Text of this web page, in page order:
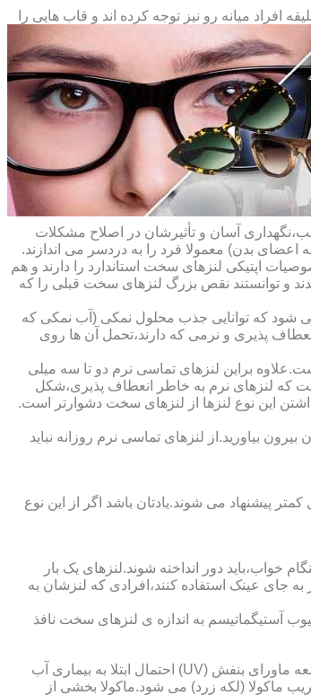
میانه رو نیز توجه کرده اند و قاب هایی را
آسان و تأثیرشان در اصلاح مشکلات
اعضای بدن) معمولا فرد را به دردسر می اندازند.
اپتیکی لنزهای سخت استاندارد را دارند و هم
که از پلیمرهای نفوذپذیر به اکسیژن ساخته شده اند،در اواخر دهه ی ۱۹۷۰ و در طول دهه های ۱۹۸۰ و ۱۹۹۰ طراحی شدند و توانستند نقص بزرگ لنزهای سخت قبلی را که
شود که توانایی جذب محلول نمکی (آب نمکی که
پذیری و نرمی که دارند،تحمل آن ها روی
براین لنزهای تماسی نرم دو تا سه میلی
که لنزهای نرم به خاطر انعطاف پذیری،شکل
این نوع لنزها از لنزهای سخت دشوارتر است.
بیاورید.از لنزهای تماسی نرم روزانه نباید
پیشنهاد می شوند.یادتان باشد اگر از این نوع
دور انداخته شوند.لنزهای یک بار
جای عینک استفاده کنند،افرادی که لنزشان به
آستیگماتیسم به اندازه ی لنزهای سخت نافذ
چشم و خطرات اشعه ماورای بنفش نور خورشید اشعه ماورای بنفش نور خورشید به پوست آسیب می زند.همچنین برای عدسی و قرنیه چشم مضراست.اشعه ماورای بنفش (UV) احتمال ابتلا به بیماری آب
ماکولا (لکه زرد) می شود.ماکولا بخشی از